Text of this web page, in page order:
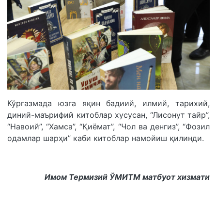
Кўргазмада юзга яқин бадиий, илмий, тарихий,
диний-маърифий китоблар хусусан, “Лисонут тайр”,
“Навоий”, “Хамса”, “Қиёмат”, “Чол ва денгиз”, “Фозил
одамлар шарҳи” каби китоблар намойиш қилинди.
Имом Термизий ЎМИТМ матбуот хизмати